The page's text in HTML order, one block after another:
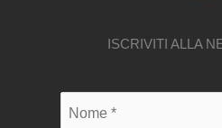
ISCRIVITI ALLA